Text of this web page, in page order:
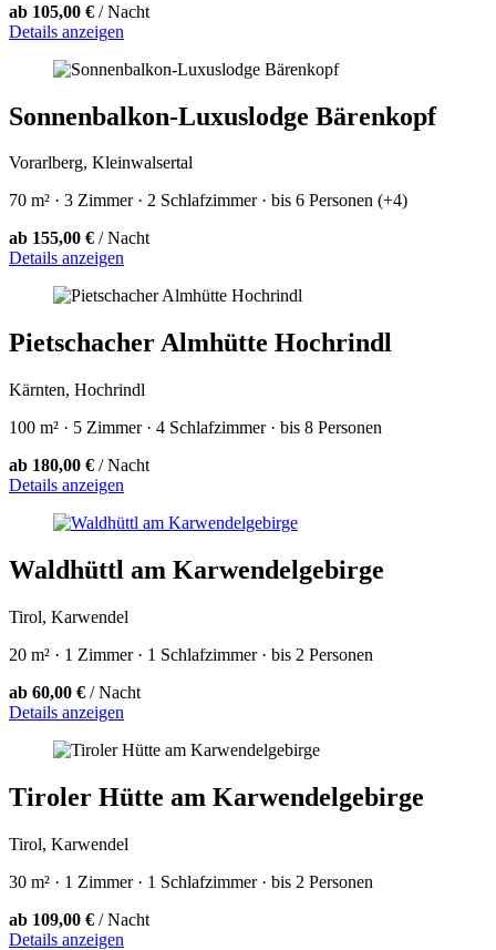
ab 105,00 € / Nacht
Details anzeigen
Sonnenbalkon-Luxuslodge Bärenkopf
Vorarlberg, Kleinwalsertal
70 m² · 3 Zimmer · 2 Schlafzimmer · bis 6 Personen (+4)
ab 155,00 € / Nacht
Details anzeigen
Pietschacher Almhütte Hochrindl
Kärnten, Hochrindl
100 m² · 5 Zimmer · 4 Schlafzimmer · bis 8 Personen
ab 180,00 € / Nacht
Details anzeigen
Waldhüttl am Karwendelgebirge
Tirol, Karwendel
20 m² · 1 Zimmer · 1 Schlafzimmer · bis 2 Personen
ab 60,00 € / Nacht
Details anzeigen
Tiroler Hütte am Karwendelgebirge
Tirol, Karwendel
30 m² · 1 Zimmer · 1 Schlafzimmer · bis 2 Personen
ab 109,00 € / Nacht
Details anzeigen